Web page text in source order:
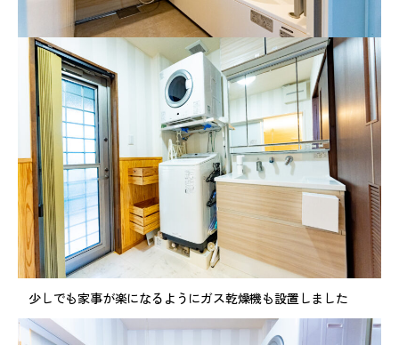
少しでも家事が楽になるようにガス乾燥機も設置しました